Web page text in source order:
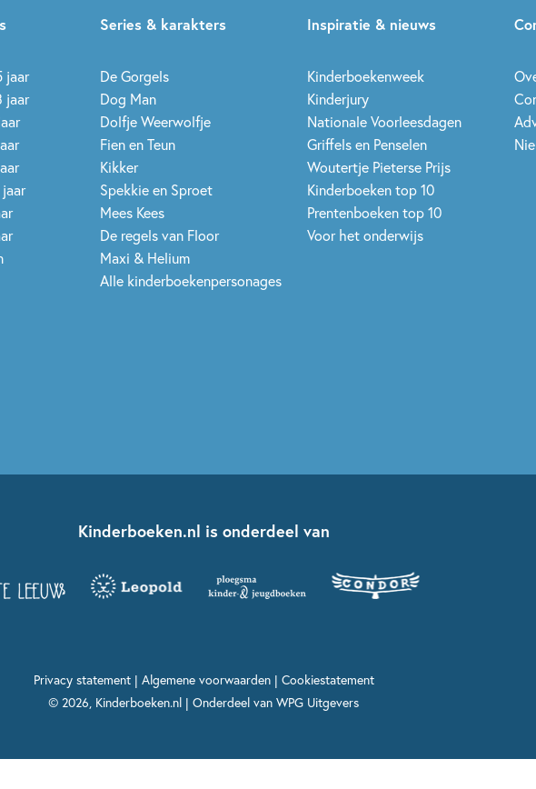
jaar
jaar
Series & karakters
De Gorgels
Dog Man
Dolfje Weerwolfje
Fien en Teun
Kikker
Spekkie en Sproet
Mees Kees
De regels van Floor
Maxi & Helium
Alle kinderboekenpersonages
Inspiratie & nieuws
Kinderboekenweek
Kinderjury
Nationale Voorleesdagen
Griffels en Penselen
Woutertje Pieterse Prijs
Kinderboeken top 10
Prentenboeken top 10
Voor het onderwijs
Kinderboeken.nl is onderdeel van
Privacy statement| Algemene voorwaarden| Cookiestatement
© 2026, Kinderboeken.nl | Onderdeel van WPG Uitgevers